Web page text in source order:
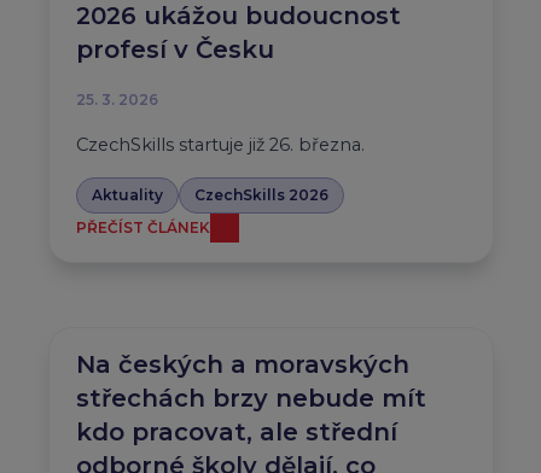
2026 ukážou budoucnost
profesí v Česku
25. 3. 2026
CzechSkills startuje již 26. března.
Aktuality
CzechSkills 2026
PŘEČÍST ČLÁNEK
Na českých a moravských
střechách brzy nebude mít
kdo pracovat, ale střední
odborné školy dělají, co